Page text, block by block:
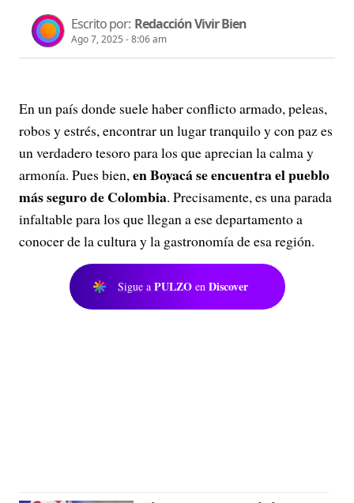
Escrito por: Redacción Vivir Bien
Ago 7, 2025 - 8:06 am
En un país donde suele haber conflicto armado, peleas,
robos y estrés, encontrar un lugar tranquilo y con paz es
un verdadero tesoro para los que aprecian la calma y
armonía. Pues bien,en Boyacá se encuentra el pueblo
más seguro de Colombia. Precisamente, es una parada
infaltable para los que llegan a ese departamento a
conocer de la cultura y la gastronomía de esa región.
Sigue a PULZO en Discover